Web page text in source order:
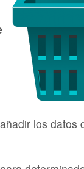
los datos